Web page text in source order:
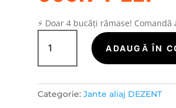
⚡ Doar 4 bucăți rămase! Comandă
Cantitate
Janta
aliaj
TR
silver
ADAUGĂ ÎN
Categorie: Jante aliaj DEZENT